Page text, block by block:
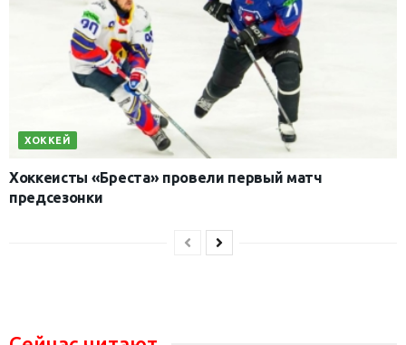
ХОККЕЙ
Хоккеисты «Бреста» провели первый матч
предсезонки